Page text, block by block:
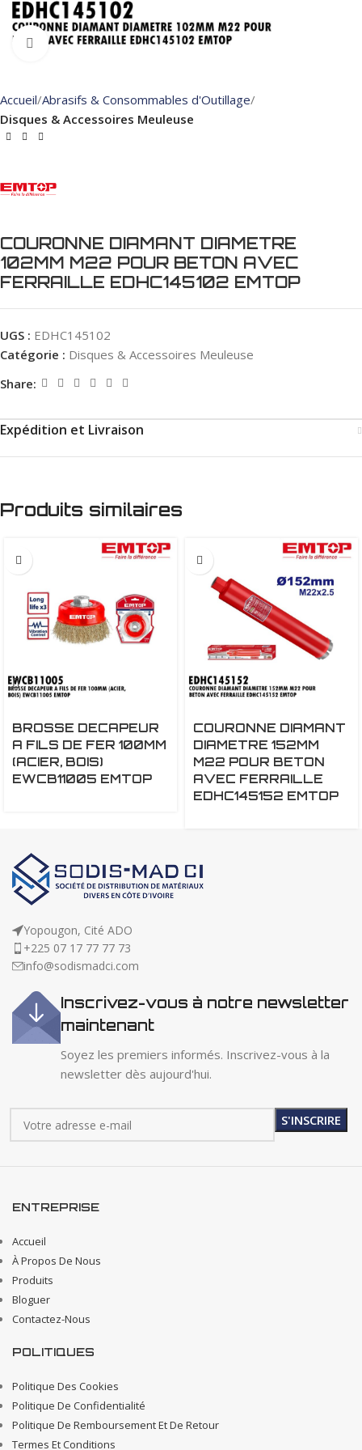
Click to enlarge
Accueil Abrasifs & Consommables d'Outillage
Disques & Accessoires Meuleuse
COURONNE DIAMANT DIAMETRE
102MM M22 POUR BETON AVEC
FERRAILLE EDHC145102 EMTOP
UGS : EDHC145102
Catégorie : Disques & Accessoires Meuleuse
Share:
Expédition et Livraison
Produits similaires
BROSSE DECAPEUR
A FILS DE FER 100MM
(ACIER, BOIS)
EWCB11005 EMTOP
COURONNE DIAMANT
DIAMETRE 152MM
M22 POUR BETON
AVEC FERRAILLE
EDHC145152 EMTOP
Yopougon, Cité ADO
+225 07 17 77 77 73
info@sodismadci.com
Inscrivez-vous à notre newsletter
maintenant
Soyez les premiers informés. Inscrivez-vous à la
newsletter dès aujourd'hui.
ENTREPRISE
Accueil
À Propos De Nous
Produits
Bloguer
Contactez-Nous
POLITIQUES
Politique Des Cookies
Politique De Confidentialité
Politique De Remboursement Et De Retour
Termes Et Conditions